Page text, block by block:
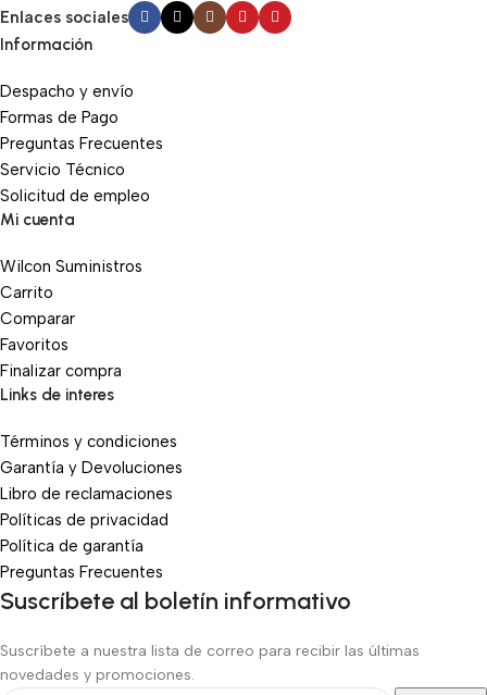
Enlaces sociales
Información
Despacho y envío
Formas de Pago
Preguntas Frecuentes
Servicio Técnico
Solicitud de empleo
Mi cuenta
Wilcon Suministros
Carrito
Comparar
Favoritos
Finalizar compra
Links de interes
Términos y condiciones
Garantía y Devoluciones
Libro de reclamaciones
Políticas de privacidad
Política de garantía
Preguntas Frecuentes
Suscríbete al boletín informativo
Suscríbete a nuestra lista de correo para recibir las últimas
novedades y promociones.